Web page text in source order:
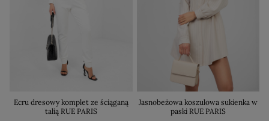
Ecru dresowy komplet ze ściąganą
talią RUE PARIS
Jasnobeżowa koszulowa sukienka w
paski RUE PARIS